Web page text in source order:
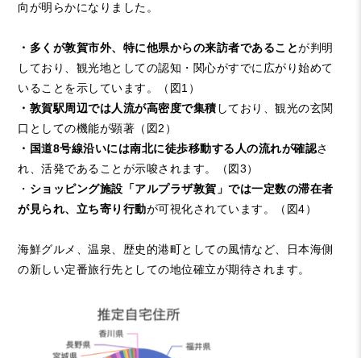
向が明らかになりました。
・多くが敦賀市外、特に他県からの来訪者であることが判明
しており、観光地としての認知・関心がすでに広がり始めて
いることを示しています。（図1）
・敦賀駅周辺では人流が高密度で集積 しており、観光の玄関
口としての機能が顕著（図2）
・国道8号線沿いには南北に徒歩移動する人の流れが確認さ
れ、活発であることが示唆されます。（図3）
・ ショッピング施設「アルプラザ敦賀」では一定数の滞在者
が見られ、立ち寄り行動が可視化されています。（図4）
海鮮グルメ、温泉、歴史的港町としての風情など、日本海側
の新しい定番旅行先としての地位確立が期待されます。